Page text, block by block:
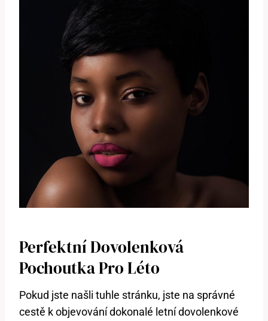
Perfektní⁣ Dovolenková
Pochoutka Pro Léto
Pokud jste našli tuhle stránku, jste na správné
cestě k objevování dokonalé letní dovolenkové